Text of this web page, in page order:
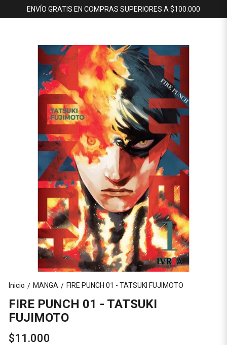
ENVÍO GRATIS EN COMPRAS SUPERIORES A $100.000
Inicio / MANGA / FIRE PUNCH 01 - TATSUKI FUJIMOTO
FIRE PUNCH 01 - TATSUKI
FUJIMOTO
$11.000